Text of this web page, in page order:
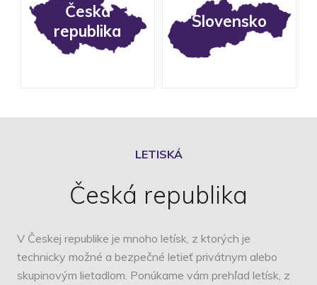
Česká
republika
Slovensko
LETISKÁ
Česká republika
V Českej republike je mnoho letísk, z ktorých je
technicky možné a bezpečné letieť privátnym alebo
skupinovým lietadlom. Ponúkame vám prehľad letísk, z